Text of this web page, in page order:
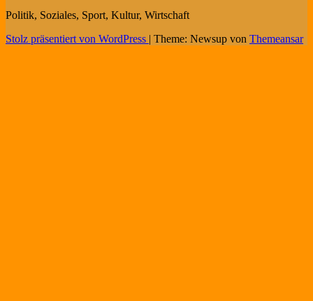
Politik, Soziales, Sport, Kultur, Wirtschaft
Stolz präsentiert von WordPress | Theme: Newsup von Themeansar